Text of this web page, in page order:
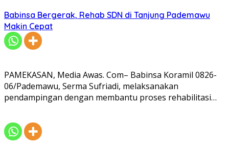
Babinsa Bergerak, Rehab SDN di Tanjung Pademawu
Makin Cepat
PAMEKASAN, Media Awas. Com– Babinsa Koramil 0826-
06/Pademawu, Serma Sufriadi, melaksanakan
pendampingan dengan membantu proses rehabilitasi…